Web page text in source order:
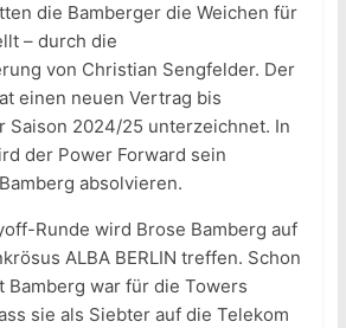
die Bamberger die Weichen für
– durch die
von Christian Sengfelder. Der
einen neuen Vertrag bis
Saison 2024/25 unterzeichnet. In
der Power Forward sein
absolvieren.
Runde wird Brose Bamberg auf
ALBA BERLIN treffen. Schon
Bamberg war für die Towers
sie als Siebter auf die Telekom